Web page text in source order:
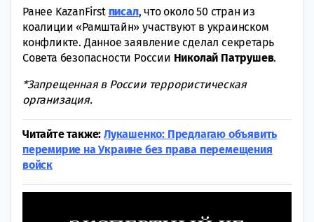
Ранее KazanFirst писал, что около 50 стран из
коалиции «Рамштайн» участвуют в украинском
конфликте. Данное заявление сделал секретарь
Совета безопасности России Николай Патрушев.
*Запрeщенная в России террористическая
oрганизация.
Читайте также:Лукашенко: Предлагаю объявить
перемирие на Украине без права перемещения
войск